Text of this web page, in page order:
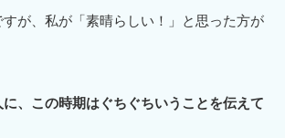
が、私が「素晴らしい！」と思った方が
に、この時期はぐちぐちいうことを伝えて